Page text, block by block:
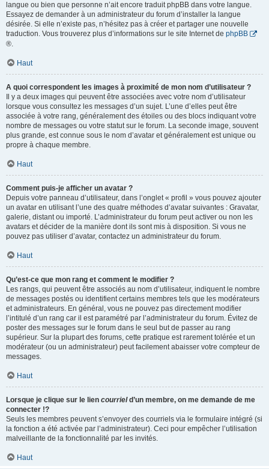
langue ou bien que personne n’ait encore traduit phpBB dans votre langue.
Essayez de demander à un administrateur du forum d’installer la langue
désirée. Si elle n’existe pas, n’hésitez pas à créer et partager une nouvelle
traduction. Vous trouverez plus d’informations sur le site Internet de phpBB
®.
Haut
A quoi correspondent les images à proximité de mon nom d’utilisateur ?
Il y a deux images qui peuvent être associées avec votre nom d’utilisateur
lorsque vous consultez les messages d’un sujet. L’une d’elles peut être
associée à votre rang, généralement des étoiles ou des blocs indiquant votre
nombre de messages ou votre statut sur le forum. La seconde image, souvent
plus grande, est connue sous le nom d’avatar et généralement est unique ou
propre à chaque membre.
Haut
Comment puis-je afficher un avatar ?
Depuis votre panneau d’utilisateur, dans l’onglet « profil » vous pouvez ajouter
un avatar en utilisant l’une des quatre méthodes d’avatar suivantes : Gravatar,
galerie, distant ou importé. L’administrateur du forum peut activer ou non les
avatars et décider de la manière dont ils sont mis à disposition. Si vous ne
pouvez pas utiliser d’avatar, contactez un administrateur du forum.
Haut
Qu’est-ce que mon rang et comment le modifier ?
Les rangs, qui peuvent être associés au nom d’utilisateur, indiquent le nombre
de messages postés ou identifient certains membres tels que les modérateurs
et administrateurs. En général, vous ne pouvez pas directement modifier
l’intitulé d’un rang car il est paramétré par l’administrateur du forum. Évitez de
poster des messages sur le forum dans le seul but de passer au rang
supérieur. Sur la plupart des forums, cette pratique est rarement tolérée et un
modérateur (ou un administrateur) peut facilement abaisser votre compteur de
messages.
Haut
Lorsque je clique sur le lien courrield’un membre, on me demande de me
connecter !?
Seuls les membres peuvent s’envoyer des courriels via le formulaire intégré (si
la fonction a été activée par l’administrateur). Ceci pour empêcher l’utilisation
malveillante de la fonctionnalité par les invités.
Haut